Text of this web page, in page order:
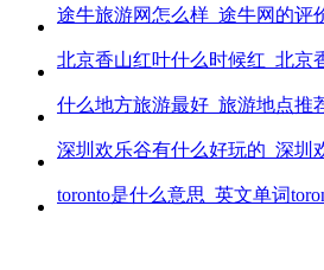
途牛旅游网怎么样_途牛网的评
北京香山红叶什么时候红_北京
什么地方旅游最好_旅游地点推
深圳欢乐谷有什么好玩的_深圳
toronto是什么意思_英文单词